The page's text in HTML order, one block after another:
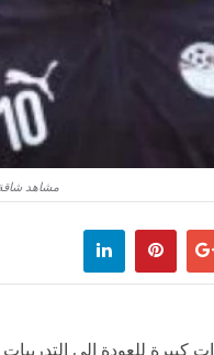
مشاهد شاقة
للعودة إلى التدريبات